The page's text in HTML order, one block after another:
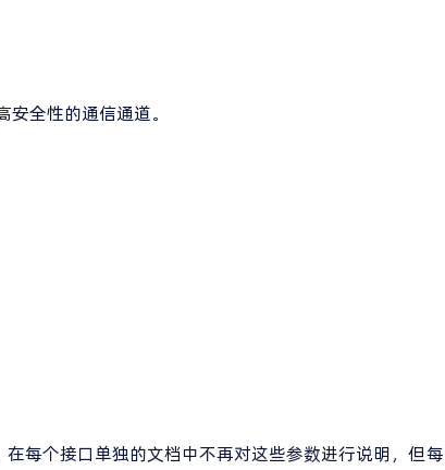
全性的通信通道。
每个接口单独的文档中不再对这些参数进行说明，但